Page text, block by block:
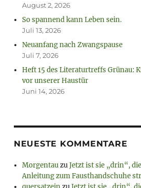
August 2, 2026
So spannend kann Leben sein.
Juli 13, 2026
Neuanfang nach Zwangspause
Juli 7, 2026
Heft 15 des Literaturtreffs Grünau:
vor unserer Haustür
Juni 14, 2026
NEUESTE KOMMENTARE
MorgentauzuJetzt ist sie „drin“, die
Anleitung zum Fausthandschuhe